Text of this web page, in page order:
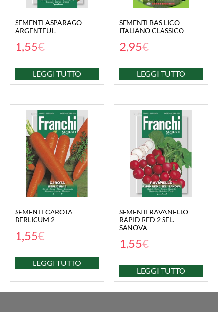
SEMENTI ASPARAGO
ARGENTEUIL
1,55€
LEGGI TUTTO
SEMENTI BASILICO
ITALIANO CLASSICO
2,95€
LEGGI TUTTO
SEMENTI CAROTA
BERLICUM 2
1,55€
LEGGI TUTTO
SEMENTI RAVANELLO
RAPID RED 2 SEL.
SANOVA
1,55€
LEGGI TUTTO